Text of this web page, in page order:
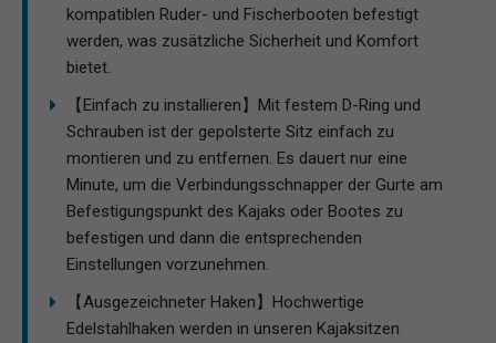
kompatiblen Ruder- und Fischerbooten befestigt
werden, was zusätzliche Sicherheit und Komfort
bietet.
【Einfach zu installieren】Mit festem D-Ring und
Schrauben ist der gepolsterte Sitz einfach zu
montieren und zu entfernen. Es dauert nur eine
Minute, um die Verbindungsschnapper der Gurte am
Befestigungspunkt des Kajaks oder Bootes zu
befestigen und dann die entsprechenden
Einstellungen vorzunehmen.
【Ausgezeichneter Haken】Hochwertige
Edelstahlhaken werden in unseren Kajaksitzen